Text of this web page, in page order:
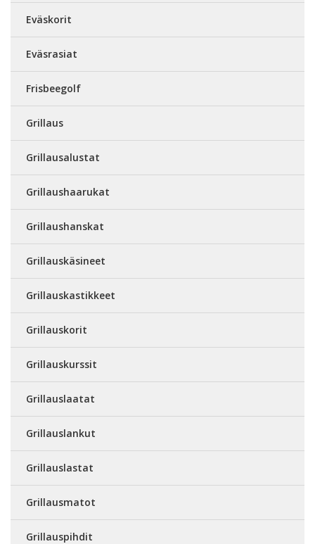
Eväskorit
Eväsrasiat
Frisbeegolf
Grillaus
Grillausalustat
Grillaushaarukat
Grillaushanskat
Grillauskäsineet
Grillauskastikkeet
Grillauskorit
Grillauskurssit
Grillauslaatat
Grillauslankut
Grillauslastat
Grillausmatot
Grillauspihdit